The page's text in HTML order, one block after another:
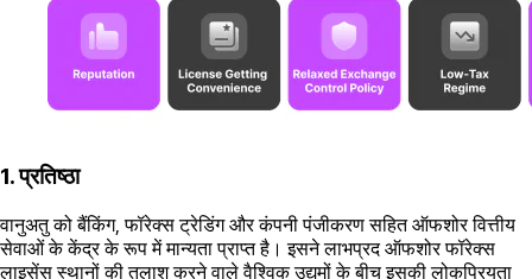
1. प्रतिष्ठा
वानुअतु को बैंकिंग, फॉरेक्स ट्रेडिंग और कंपनी पंजीकरण सहित ऑफशोर वित्तीय
सेवाओं के केंद्र के रूप में मान्यता प्राप्त है। इसने लाभप्रद ऑफशोर फॉरेक्स
लाइसेंस स्थानों की तलाश करने वाले वैश्विक उद्यमों के बीच इसकी लोकप्रियता